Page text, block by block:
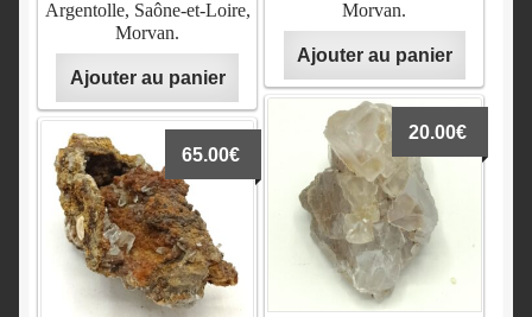
Morvan.
Ajouter au panier
Argentolle, Saône-et-Loire,
Morvan.
Ajouter au panier
20.00€
65.00€